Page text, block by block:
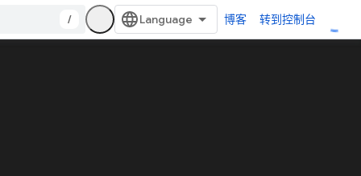
/ 博客 转到控制台